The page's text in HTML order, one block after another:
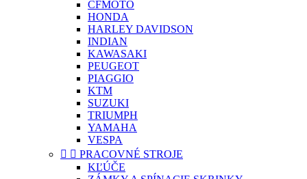
CFMOTO
HONDA
HARLEY DAVIDSON
INDIAN
KAWASAKI
PEUGEOT
PIAGGIO
KTM
SUZUKI
TRIUMPH
YAMAHA
VESPA
  PRACOVNÉ STROJE
KĽÚČE